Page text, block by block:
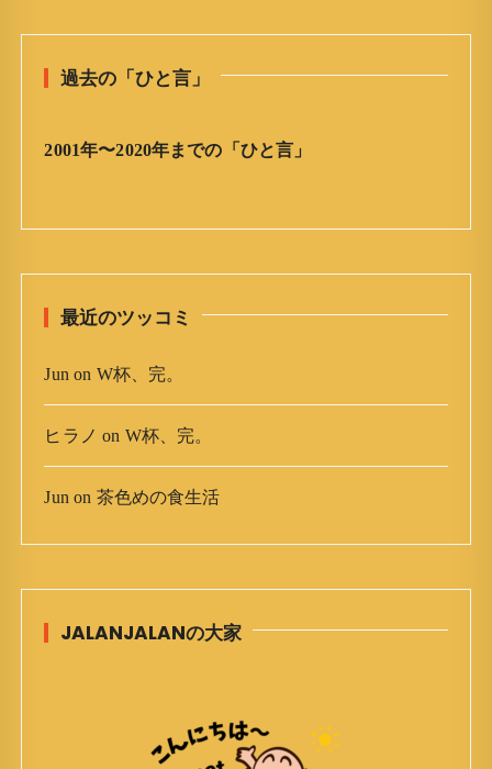
ひ
言
ア
過去の「ひと言」
2001年〜2020年までの「ひと言」
最近のツッコミ
Jun on W杯、完。
ヒラノ on W杯、完。
Jun on 茶色めの食生活
JALANJALANの大家